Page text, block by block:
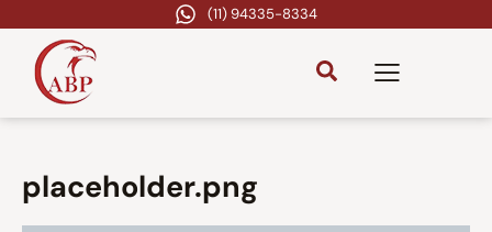
(11) 94335-8334
placeholder.png